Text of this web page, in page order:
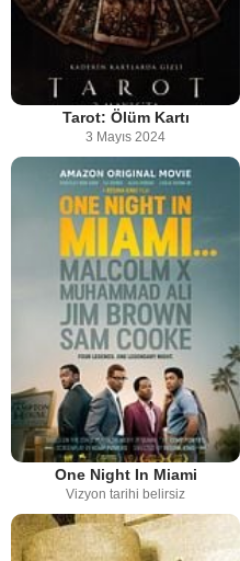
Tarot: Ölüm Kartı
3 Mayıs 2024
One Night In Miami
Vizyon tarihi belirsiz